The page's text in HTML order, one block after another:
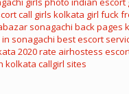
call girls kolkata girl fuck
sonagachi back pages
sonagachi best escort
2020 rate airhostess
kolkata callgirl sites